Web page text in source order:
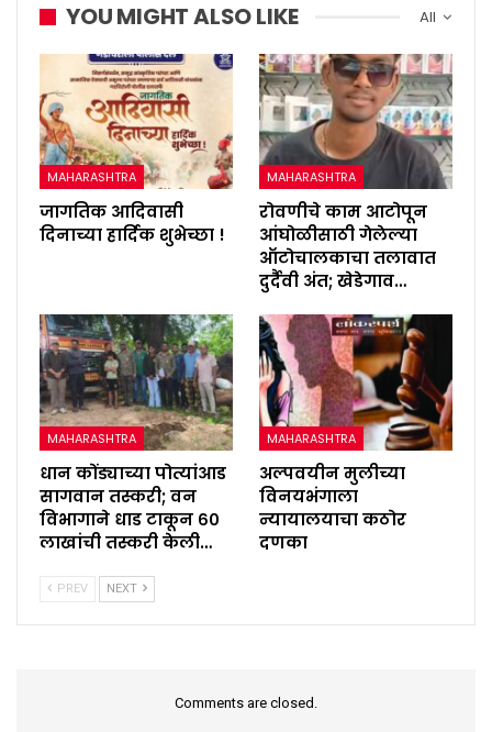
All
YOU MIGHT ALSO LIKE
MAHARASHTRA
जागतिक आदिवासी
दिनाच्या हार्दिक शुभेच्छा !
MAHARASHTRA
रोवणीचे काम आटोपून
आंघोळीसाठी गेलेल्या
ऑटोचालकाचा तलावात
दुर्दैवी अंत; खेडेगाव…
MAHARASHTRA
धान कोंड्याच्या पोत्यांआड
सागवान तस्करी; वन
विभागाने धाड टाकून ६०
लाखांची तस्करी केली…
MAHARASHTRA
अल्पवयीन मुलीच्या
विनयभंगाला
न्यायालयाचा कठोर
दणका
PREV NEXT
Comments are closed.